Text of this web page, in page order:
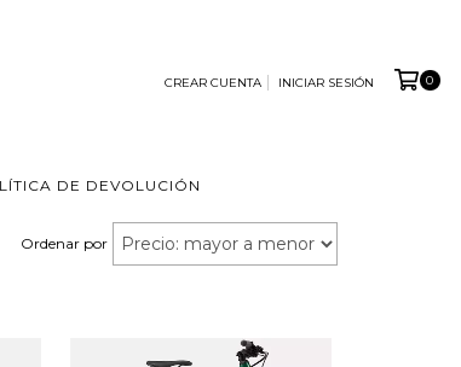
CREAR CUENTA INICIAR SESIÓN 0
DE DEVOLUCIÓN
Ordenar por